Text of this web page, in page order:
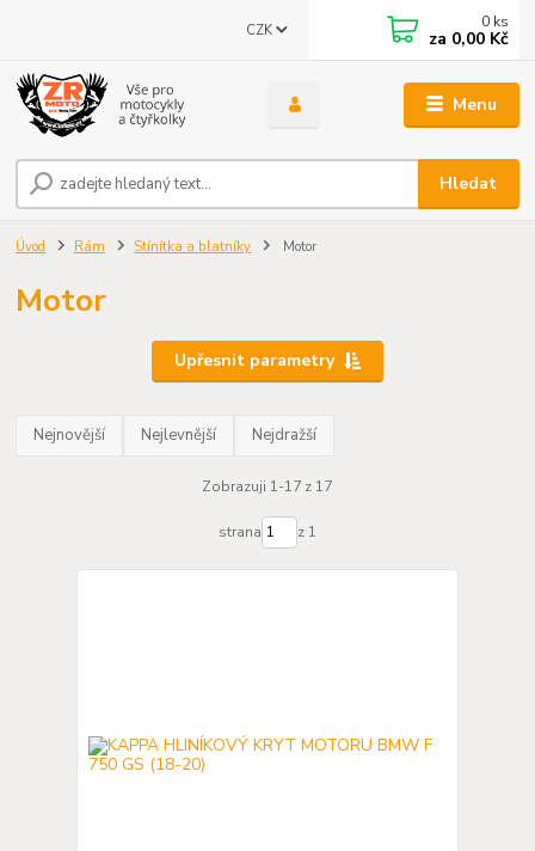
Menu
CZK
Hledat
0 ks
za 0,00 Kč
Úvod Rám Stínítka a blatníky Motor
Motor
Upřesnit parametry
Nejnovější Nejlevnější Nejdražší
Zobrazuji 1-17 z 17
strana z 1